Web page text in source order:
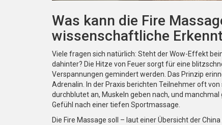
Was kann die Fire
wissenschaftliche
Viele fragen sich natürlich: Steht der Wow-Effekt
dahinter? Die Hitze von Feuer sorgt für eine
Verspannungen gemindert werden. Das Prinzip
Adrenalin. In der Praxis berichten Teilnehmer oft
durchblutet an, Muskeln geben nach, und
Gefühl nach einer tiefen Sportmassage.
Die Fire Massage soll – laut einer Übersicht der